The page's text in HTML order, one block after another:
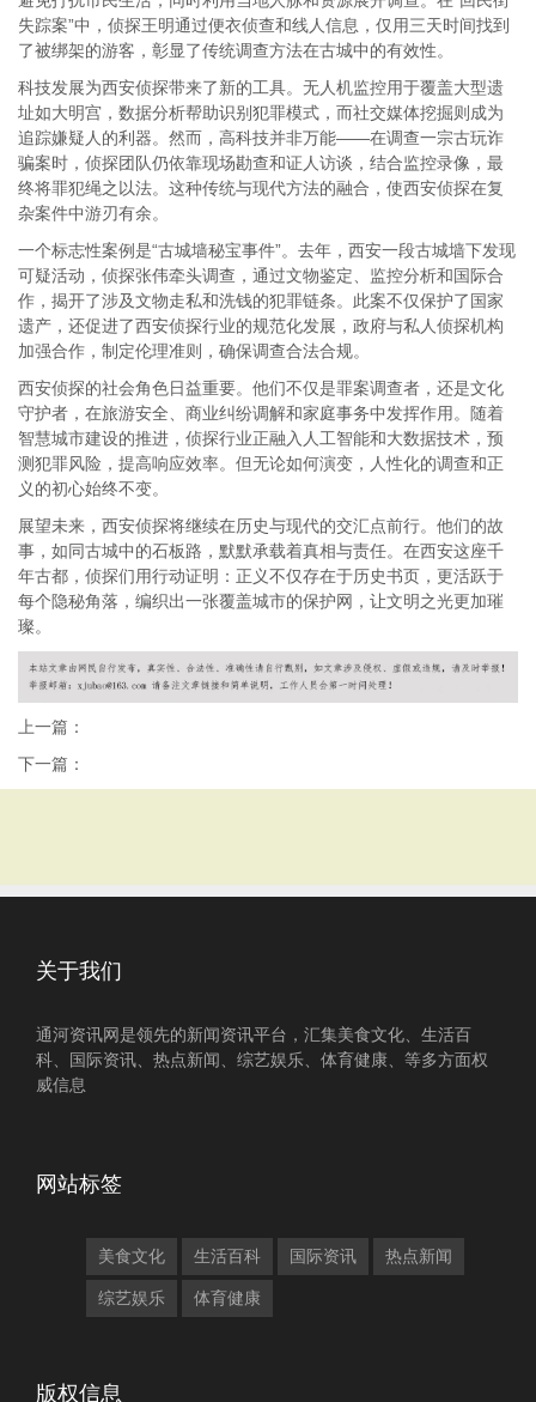
失踪案”中，侦探王明通过便衣侦查和线人信息，仅用三天时间找到
了被绑架的游客，彰显了传统调查方法在古城中的有效性。
科技发展为西安侦探带来了新的工具。无人机监控用于覆盖大型遗
址如大明宫，数据分析帮助识别犯罪模式，而社交媒体挖掘则成为
追踪嫌疑人的利器。然而，高科技并非万能——在调查一宗古玩诈
骗案时，侦探团队仍依靠现场勘查和证人访谈，结合监控录像，最
终将罪犯绳之以法。这种传统与现代方法的融合，使西安侦探在复
杂案件中游刃有余。
一个标志性案例是“古城墙秘宝事件”。去年，西安一段古城墙下发现
可疑活动，侦探张伟牵头调查，通过文物鉴定、监控分析和国际合
作，揭开了涉及文物走私和洗钱的犯罪链条。此案不仅保护了国家
遗产，还促进了西安侦探行业的规范化发展，政府与私人侦探机构
加强合作，制定伦理准则，确保调查合法合规。
西安侦探的社会角色日益重要。他们不仅是罪案调查者，还是文化
守护者，在旅游安全、商业纠纷调解和家庭事务中发挥作用。随着
智慧城市建设的推进，侦探行业正融入人工智能和大数据技术，预
测犯罪风险，提高响应效率。但无论如何演变，人性化的调查和正
义的初心始终不变。
展望未来，西安侦探将继续在历史与现代的交汇点前行。他们的故
事，如同古城中的石板路，默默承载着真相与责任。在西安这座千
年古都，侦探们用行动证明：正义不仅存在于历史书页，更活跃于
每个隐秘角落，编织出一张覆盖城市的保护网，让文明之光更加璀
璨。
上一篇：
下一篇：
关于我们
通河资讯网是领先的新闻资讯平台，汇集美食文化、生活百
科、国际资讯、热点新闻、综艺娱乐、体育健康、等多方面权
威信息
网站标签
美食文化 生活百科 国际资讯 热点新闻
综艺娱乐 体育健康
版权信息